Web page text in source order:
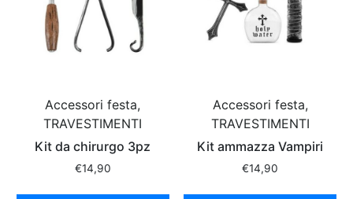
Accessori festa,
TRAVESTIMENTI
Kit da chirurgo 3pz
€14,90
Accessori festa,
TRAVESTIMENTI
Kit ammazza Vampiri
€14,90